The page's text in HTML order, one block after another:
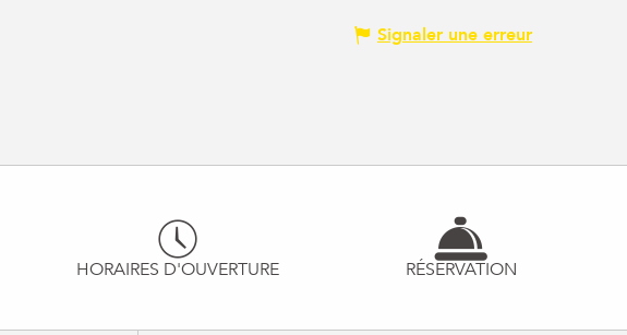
Signaler une erreur
HORAIRES D'OUVERTURE RÉSERVATION